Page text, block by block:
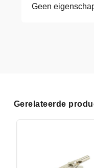
Geen
Gerelateerde